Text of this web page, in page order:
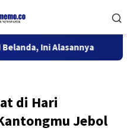
Alasannya 9 Desa
di Hari
Jebol